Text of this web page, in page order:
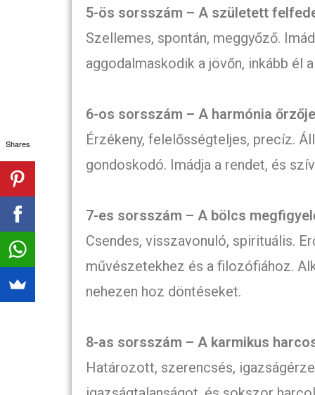
5-ös sorsszám – A született
Szellemes, spontán, meggyőző.
aggodalmaskodik a jövőn, inkább él
6-os sorsszám – A harmónia őrzője
Érzékeny, felelősségteljes, precíz.
gondoskodó. Imádja a rendet, és
7-es sorsszám – A bölcs
Csendes, visszavonuló, spirituális.
művészetekhez és a filozófiához.
nehezen hoz döntéseket.
8-as sorsszám – A karmikus
Határozott, szerencsés,
Shares